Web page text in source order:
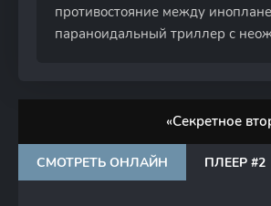
противостояние между
параноидальный триллер с
«Секретное
СМОТРЕТЬ ОНЛАЙН ПЛЕЕР #2